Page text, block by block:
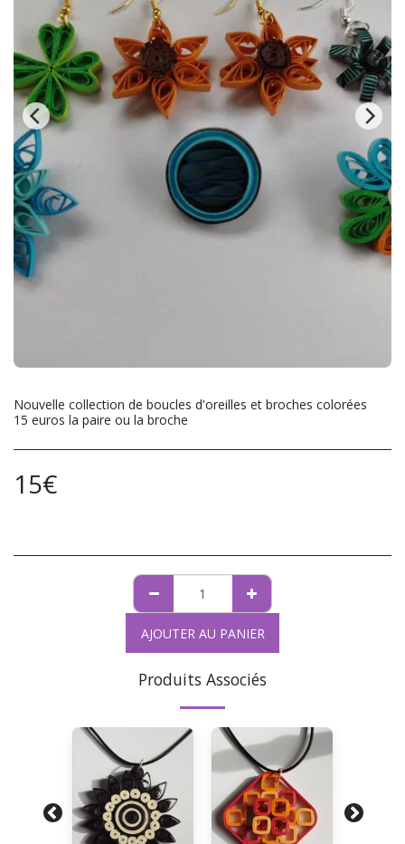
Nouvelle collection de boucles d'oreilles et broches colorées
15 euros la paire ou la broche
15€
AJOUTER AU PANIER
Produits Associés